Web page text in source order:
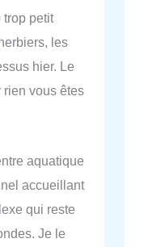
trop petit
les
hier. Le
rien vous êtes
aquatique
accueillant
qui reste
Je le